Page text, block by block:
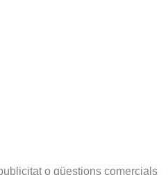
o qüestions comercials